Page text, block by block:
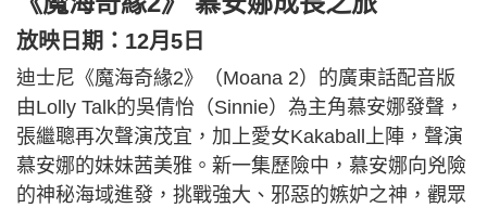
放映日期：12月5日
迪士尼《魔海奇緣2》（Moana 2）的廣東話配音版
由Lolly Talk的吳倩怡（Sinnie）為主角慕安娜發聲，
張繼聰再次聲演茂宜，加上愛女Kakaball上陣，聲演
慕安娜的妹妹茜美雅。新一集歷險中，慕安娜向兇險
的神秘海域進發，挑戰強大、邪惡的嫉妒之神，觀眾